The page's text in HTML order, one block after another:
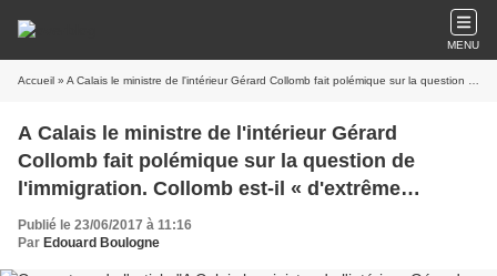
MENU
Accueil » A Calais le ministre de l'intérieur Gérard Collomb fait polémique sur la question de l'immigration. Collomb est-il « d'extrême droite »?
A Calais le ministre de l'intérieur Gérard
Collomb fait polémique sur la question de
l'immigration. Collomb est-il « d'extrême
droite »?
Publié le 23/06/2017 à 11:16
Par Edouard Boulogne